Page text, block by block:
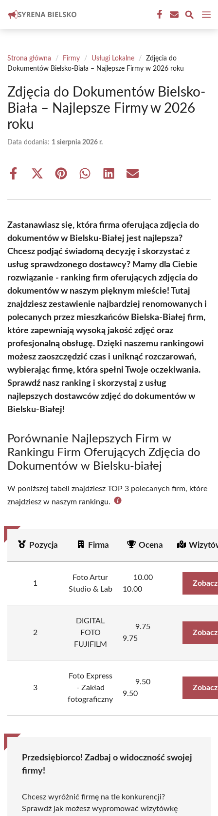
treści
Strona główna / Firmy / Usługi Lokalne /
Zdjęcia do
Dokumentów Bielsko-Biała – Najlepsze Firmy w 2026 roku
Zdjęcia do Dokumentów Bielsko-
Biała – Najlepsze Firmy w 2026
roku
Data dodania: 1 sierpnia 2026 r.
Share
Share
(Twitter)
Share Share Share Share
Zastanawiasz się, która firma oferująca zdjęcia do
dokumentów w Bielsku-Białej jest najlepsza?
Chcesz podjąć świadomą decyzję i skorzystać z
usług sprawdzonego dostawcy? Mamy dla Ciebie
rozwiązanie - ranking firm oferujących zdjęcia do
dokumentów w naszym pięknym mieście! Tutaj
znajdziesz zestawienie najbardziej renomowanych i
polecanych przez mieszkańców Bielska-Białej firm,
które zapewniają wysoką jakość zdjęć oraz
profesjonalną obsługę. Dzięki naszemu rankingowi
możesz zaoszczędzić czas i uniknąć rozczarowań,
wybierając firmę, która spełni Twoje oczekiwania.
Sprawdź nasz ranking i skorzystaj z usług
najlepszych dostawców zdjęć do dokumentów w
Bielsku-Białej!
Porównanie Najlepszych Firm w
Rankingu Firm Oferujących Zdjęcia do
Dokumentów w Bielsku-białej
W poniższej tabeli znajdziesz TOP 3 polecanych firm, które
znajdziesz w naszym rankingu.
Pozycja Firma Ocena
1
Foto Artur
Studio & Lab
10.00
10.00
2
DIGITAL
FOTO
FUJIFILM
9.75
9.75
3
Foto Express
- Zakład
fotograficzny
9.50
9.50
Przedsiębiorco! Zadbaj o widoczność swojej
firmy!
Chcesz wyróżnić firmę na tle konkurencji?
Sprawdź jak możesz wypromować wizytówkę